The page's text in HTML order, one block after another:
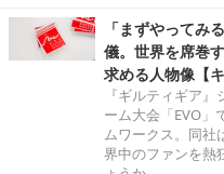
「まずやってみ
儀。世界を席巻
求める人物像【
『ギルティギア
ーム大会「EVO」
ムワークス。同社
界中のファンを熱